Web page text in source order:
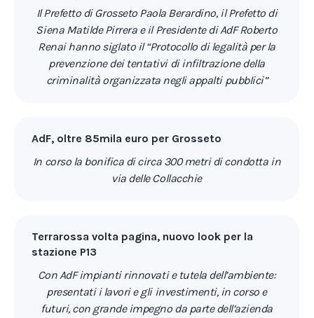
Il Prefetto di Grosseto Paola Berardino, il Prefetto di
Siena Matilde Pirrera e il Presidente di AdF Roberto
Renai hanno siglato il “Protocollo di legalità per la
prevenzione dei tentativi di infiltrazione della
criminalità organizzata negli appalti pubblici”
AdF, oltre 85mila euro per Grosseto
In corso la bonifica di circa 300 metri di condotta in
via delle Collacchie
Terrarossa volta pagina, nuovo look per la
stazione P13
Con AdF impianti rinnovati e tutela dell’ambiente:
presentati i lavori e gli investimenti, in corso e
futuri, con grande impegno da parte dell’azienda